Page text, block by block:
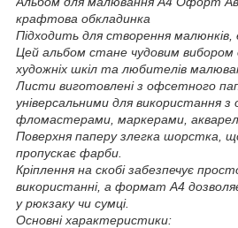
крафтова обкладинка
Підходить для створення малюнків,
Цей альбом стане чудовим вибором
художніх шкіл та любителів
Листи виготовлені з офсетного
універсальними для використання з
фломастерами, маркерами,
Поверхня паперу злегка шорстка,
пропускає фарби.
Кріплення на скобі забезпечує
використанні, а формат А4
у рюкзаку чи сумці.
Основні характеристики: